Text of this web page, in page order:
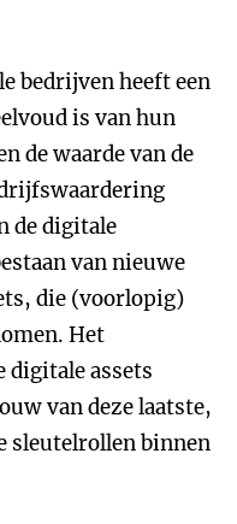
bedrijven heeft een
is van hun
de waarde van de
de digitale
van nieuwe
die (voorlopig)
Het
digitale assets
van deze laatste,
sleutelrollen binnen